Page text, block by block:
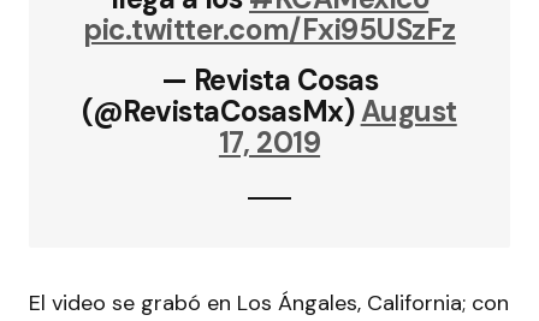
pic.twitter.com/Fxi95USzFz
— Revista Cosas
(@RevistaCosasMx)August
17, 2019
El video se grabó en Los Ángales, California; con